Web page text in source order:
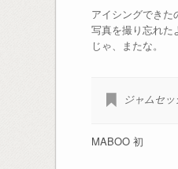
アイシングできた
写真を撮り忘れた
じゃ、またな。
ジャムセ
MABOO 初